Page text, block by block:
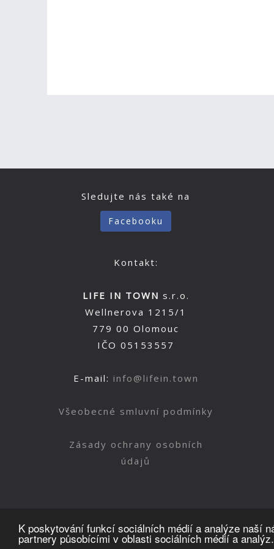
K poskytování funkcí sociálních médií a analýze naší
partnery působícími v oblasti sociálních médií a analýz.
Sledujte nás také na
Facebooku
Kontakt:
LIFE IN TOWN s.r.o.
Wellnerova 1215/1
779 00 Olomouc
IČO 05153557
E-mail: info@lifein.town
Všeobecné smluvní podmínky
Zásady ochrany osobních
údajů